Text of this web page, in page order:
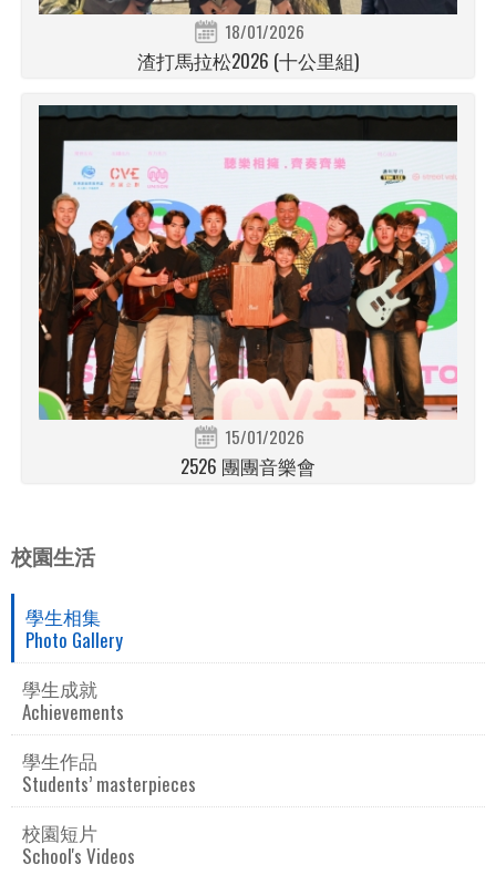
18/01/2026
渣打馬拉松2026 (十公里組)
15/01/2026
2526 團團音樂會
校園生活
學生相集
Photo Gallery
學生成就
Achievements
學生作品
Students’ masterpieces
校園短片
School's Videos